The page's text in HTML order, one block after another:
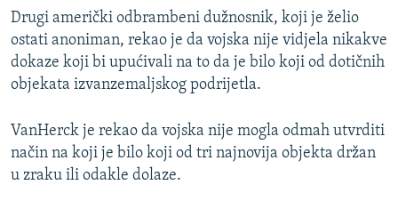
Drugi američki odbrambeni dužnosnik, koji je želio
ostati anoniman, rekao je da vojska nije vidjela nikakve
dokaze koji bi upućivali na to da je bilo koji od dotičnih
objekata izvanzemaljskog podrijetla.
VanHerck je rekao da vojska nije mogla odmah utvrditi
način na koji je bilo koji od tri najnovija objekta držan
u zraku ili odakle dolaze.